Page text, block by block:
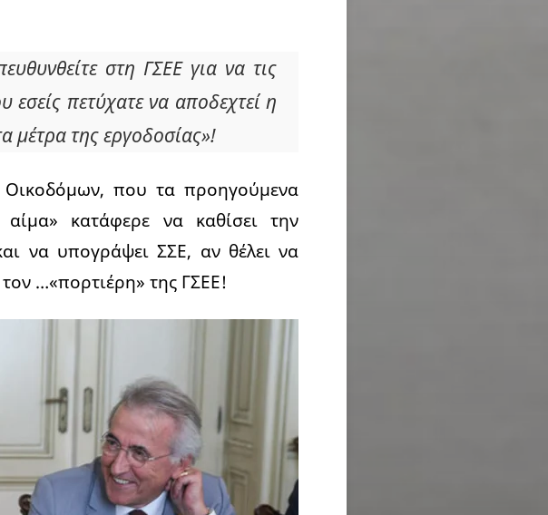
στη ΓΣΕΕ για να τις
πετύχατε να αποδεχτεί η
μέτρα της εργοδοσίας»!
που τα προηγούμενα
κατάφερε να καθίσει την
να υπογράψει ΣΣΕ, αν θέλει να
…«πορτιέρη» της ΓΣΕΕ!